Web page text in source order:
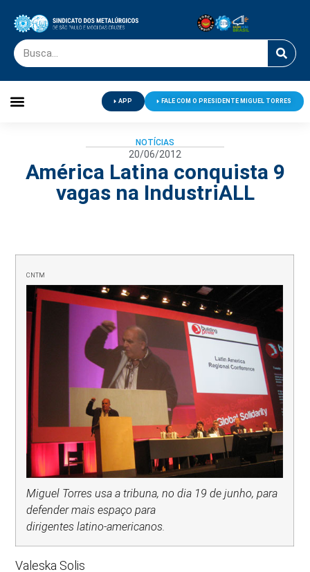
APP FALE COM O PRESIDENTE MIGUEL TORRES
NOTÍCIAS
20/06/2012
América Latina conquista 9
vagas na IndustriALL
CNTM
Miguel Torres usa a tribuna, no dia 19 de junho, para
defender mais espaço para
dirigentes latino-americanos.
Valeska Solis